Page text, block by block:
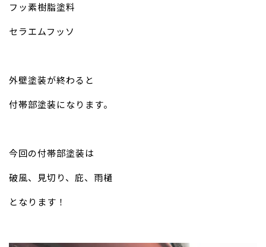
フッ素樹脂塗料
セラエムフッソ
外壁塗装が終わると
付帯部塗装になります。
今回の付帯部塗装は
破風、見切り、庇、雨樋
となります！